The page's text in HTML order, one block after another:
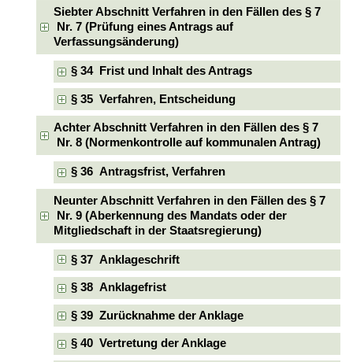
Siebter Abschnitt Verfahren in den Fällen des § 7
Nr. 7 (Prüfung eines Antrags auf
Verfassungsänderung)
§ 34 Frist und Inhalt des Antrags
§ 35 Verfahren, Entscheidung
Achter Abschnitt Verfahren in den Fällen des § 7
Nr. 8 (Normenkontrolle auf kommunalen Antrag)
§ 36 Antragsfrist, Verfahren
Neunter Abschnitt Verfahren in den Fällen des § 7
Nr. 9 (Aberkennung des Mandats oder der
Mitgliedschaft in der Staatsregierung)
§ 37 Anklageschrift
§ 38 Anklagefrist
§ 39 Zurücknahme der Anklage
§ 40 Vertretung der Anklage